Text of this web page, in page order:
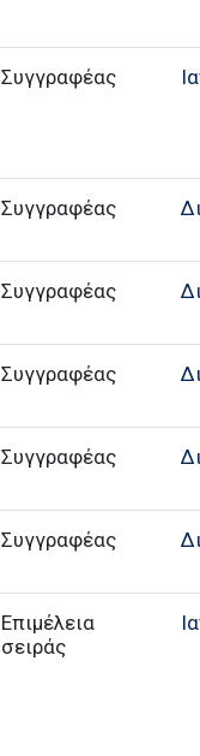
Συγγραφέας
Συγγραφέας
Συγγραφέας
Συγγραφέας
Συγγραφέας
Συγγραφέας
Επιμέλεια
σειράς